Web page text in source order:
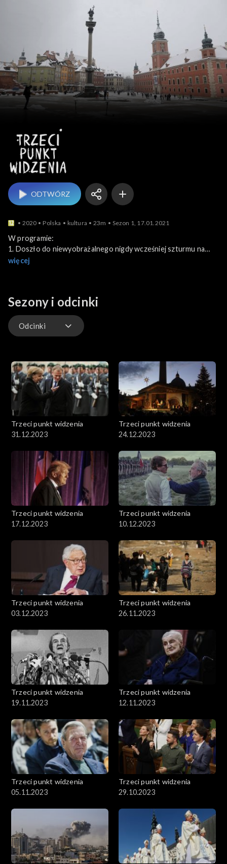
ODTWÓRZ
2020 Polska kultura 23m Sezon 1, 17.01.2021
W programie:
1. Doszło do niewyobrażalnego nigdy wcześniej szturmu na
waszyngtoński Kapitol, świątynię amerykańskiej demokracji.
odbudowie Zamku Królewskiego w Warszawie. Dyskusja o
historyczno-politycznych kulisach tego faktu, przebiegu
rekonstrukcji oraz znaczeniu, jakie ma odbudowany Zamek dla
historycznej świadomości i tożsamości Polaków.
więcej
Sezony i odcinki
Odcinki
Trzeci punkt widzenia
31.12.2023
Trzeci punkt widzenia
24.12.2023
Trzeci punkt widzenia
17.12.2023
Trzeci punkt widzenia
10.12.2023
Trzeci punkt widzenia
03.12.2023
Trzeci punkt widzenia
26.11.2023
Trzeci punkt widzenia
19.11.2023
Trzeci punkt widzenia
12.11.2023
Trzeci punkt widzenia
05.11.2023
Trzeci punkt widzenia
29.10.2023